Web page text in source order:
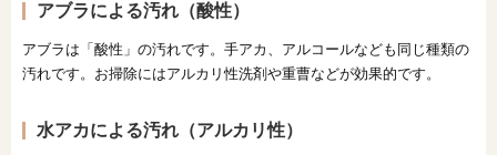
アブラによる汚れ（酸性）
アブラは「酸性」の汚れです。手アカ、アルコールなども同じ種類の
汚れです。お掃除にはアルカリ性洗剤や重曹などが効果的です。
水アカによる汚れ（アルカリ性）